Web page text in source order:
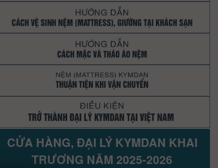
CỬA HÀNG, ĐẠI LÝ KYMDAN KHAI
TRƯƠNG NĂM 2025-2026